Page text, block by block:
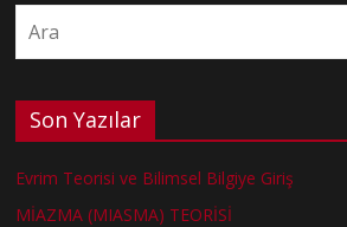
Son Yazılar
Evrim Teorisi ve Bilimsel Bilgiye Giriş
MİAZMA (MIASMA) TEORİSİ